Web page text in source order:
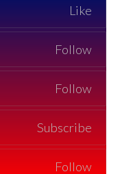
Like
Follow
Follow
Subscribe
Follow